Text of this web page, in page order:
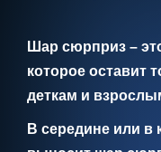
Шар сюрприз –
которое оставит
деткам и
В середине или в